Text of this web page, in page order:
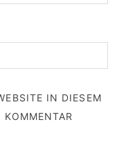
IN DIESEM